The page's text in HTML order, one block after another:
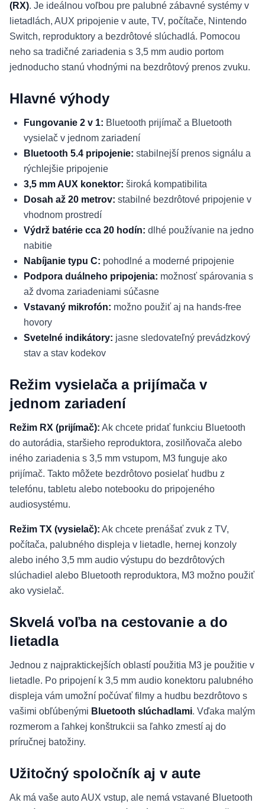
(RX). Je ideálnou voľbou pre palubné zábavné systémy v
lietadlách, AUX pripojenie v aute, TV, počítače, Nintendo
Switch, reproduktory a bezdrôtové slúchadlá. Pomocou
neho sa tradičné zariadenia s 3,5 mm audio portom
jednoducho stanú vhodnými na bezdrôtový prenos zvuku.
Hlavné výhody
Fungovanie 2 v 1: Bluetooth prijímač a Bluetooth
vysielač v jednom zariadení
Bluetooth 5.4 pripojenie: stabilnejší prenos signálu a
rýchlejšie pripojenie
3,5 mm AUX konektor: široká kompatibilita
Dosah až 20 metrov: stabilné bezdrôtové pripojenie v
vhodnom prostredí
Výdrž batérie cca 20 hodín: dlhé používanie na jedno
nabitie
Nabíjanie typu C: pohodlné a moderné pripojenie
Podpora duálneho pripojenia: možnosť spárovania s
až dvoma zariadeniami súčasne
Vstavaný mikrofón: možno použiť aj na hands-free
hovory
Svetelné indikátory: jasne sledovateľný prevádzkový
stav a stav kodekov
Režim vysielača a prijímača v
jednom zariadení
Režim RX (prijímač): Ak chcete pridať funkciu Bluetooth
do autorádia, staršieho reproduktora, zosilňovača alebo
iného zariadenia s 3,5 mm vstupom, M3 funguje ako
prijímač. Takto môžete bezdrôtovo posielať hudbu z
telefónu, tabletu alebo notebooku do pripojeného
audiosystému.
Režim TX (vysielač): Ak chcete prenášať zvuk z TV,
počítača, palubného displeja v lietadle, hernej konzoly
alebo iného 3,5 mm audio výstupu do bezdrôtových
slúchadiel alebo Bluetooth reproduktora, M3 možno použiť
ako vysielač.
Skvelá voľba na cestovanie a do
lietadla
Jednou z najpraktickejších oblastí použitia M3 je použitie v
lietadle. Po pripojení k 3,5 mm audio konektoru palubného
displeja vám umožní počúvať filmy a hudbu bezdrôtovo s
vašimi obľúbenými Bluetooth slúchadlami. Vďaka malým
rozmerom a ľahkej konštrukcii sa ľahko zmestí aj do
príručnej batožiny.
Užitočný spoločník aj v aute
Ak má vaše auto AUX vstup, ale nemá vstavané Bluetooth